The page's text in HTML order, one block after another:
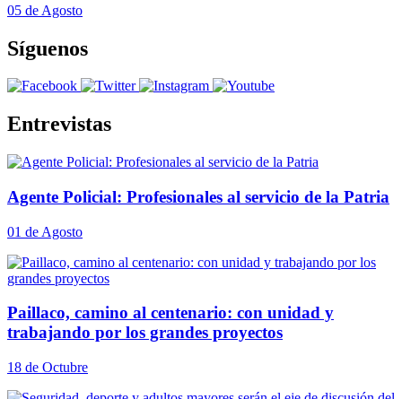
05 de Agosto
Síguenos
Entrevistas
Agente Policial: Profesionales al servicio de la Patria
01 de Agosto
Paillaco, camino al centenario: con unidad y
trabajando por los grandes proyectos
18 de Octubre